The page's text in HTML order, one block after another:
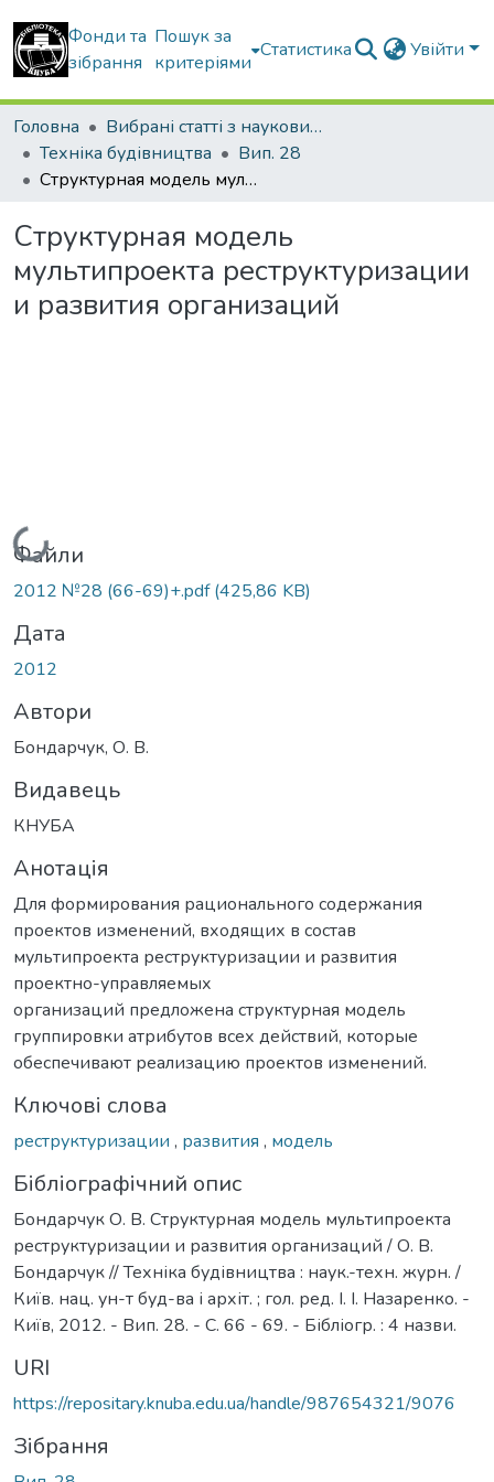
Фонди та
зібрання
Пошук за
критеріями
Статистика Увійти
Головна
Вибрані статті з наукових збірників КНУБА
Техніка будівництва
Вип. 28
Структурная модель мультипроекта реструктуризации и развития организаций
Структурная модель
мультипроекта реструктуризации
и развития организаций
Вантажиться...
Файли
2012 №28 (66-69)+.pdf(425,86 KB)
Дата
2012
Автори
Бондарчук, О. В.
Видавець
КНУБА
Анотація
Для формирования рационального содержания
проектов изменений, входящих в состав
мультипроекта реструктуризации и развития
проектно-управляемых
организаций предложена структурная модель
группировки атрибутов всех действий, которые
обеспечивают реализацию проектов изменений.
Ключові слова
реструктуризации , развития , модель
Бібліографічний опис
Бондарчук О. В. Структурная модель мультипроекта
реструктуризации и развития организаций / О. В.
Бондарчук // Техніка будівництва : наук.-техн. журн. /
Київ. нац. ун-т буд-ва і архіт. ; гол. ред. І. І. Назаренко. -
Київ, 2012. - Вип. 28. - С. 66 - 69. - Бібліогр. : 4 назви.
URI
https://repositary.knuba.edu.ua/handle/987654321/9076
Зібрання